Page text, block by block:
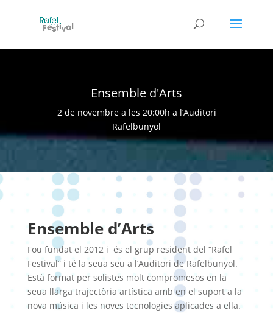
Ensemble d'Arts
2 de novembre a les 20:00h a l’Auditori
Rafelbunyol
Ensemble d’Arts
Fou fundat el 2012 i és el grup resident del “Rafel
Festival” i té la seua seu a l’Auditori de Rafelbunyol.
Està format per solistes molt compromesos en la
seua llarga trajectòria artística amb en el suport a la
nova música i les noves tecnologies aplicades a ella.